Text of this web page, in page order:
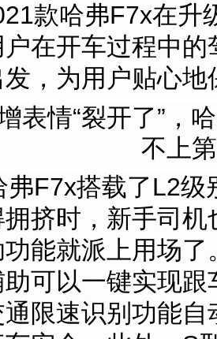
款哈弗F7x在升
在开车过程中
，为用户贴心地
弗F7x搭载了L2
挤时，新手司
能就派上用场
可以一键实现
限速识别功能